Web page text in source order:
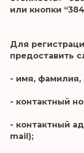
или кнопки
Для
предоставить
- имя, фамилия,
- контактный
- контактный
mail);